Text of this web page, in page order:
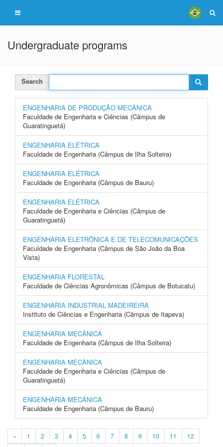
Undergraduate programs
Search
ENGENHARIA DE PRODUÇÃO MECÂNICA
Faculdade de Engenharia e Ciências (Câmpus de
Guaratinguetá)
ENGENHARIA ELÉTRICA
Faculdade de Engenharia (Câmpus de Ilha Solteira)
ENGENHARIA ELÉTRICA
Faculdade de Engenharia (Câmpus de Bauru)
ENGENHARIA ELÉTRICA
Faculdade de Engenharia e Ciências (Câmpus de
Guaratinguetá)
ENGENHARIA ELETRÔNICA E DE TELECOMUNICAÇÕES
Faculdade de Engenharia (Câmpus de São João da Boa
Vista)
ENGENHARIA FLORESTAL
Faculdade de Ciências Agronômicas (Câmpus de Botucatu)
ENGENHARIA INDUSTRIAL MADEIREIRA
Instituto de Ciências e Engenharia (Câmpus de Itapeva)
ENGENHARIA MECÂNICA
Faculdade de Engenharia (Câmpus de Ilha Solteira)
ENGENHARIA MECÂNICA
Faculdade de Engenharia e Ciências (Câmpus de
Guaratinguetá)
ENGENHARIA MECÂNICA
Faculdade de Engenharia (Câmpus de Bauru)
« 1 2 3 4 5 6 7 8 9 10 11
12